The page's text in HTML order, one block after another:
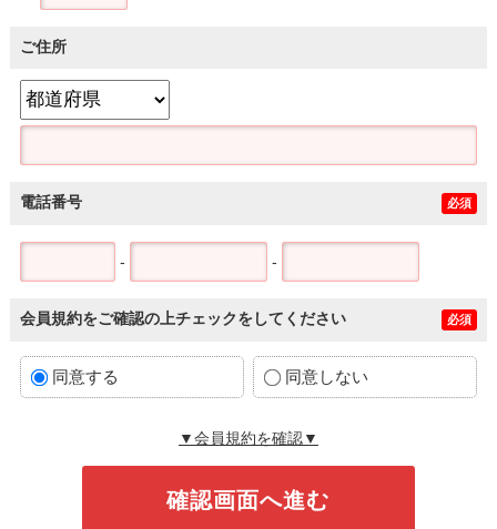
ご住所
電話番号 必須
- -
会員規約をご確認の上チェックをしてください 必須
同意する 同意しない
▼会員規約を確認▼